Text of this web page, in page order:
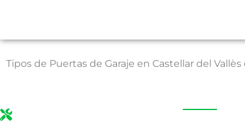
Tipos de Puertas de Garaje en Castellar del